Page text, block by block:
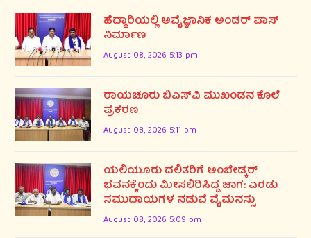
ಹೆದ್ದಾರಿಯಲ್ಲಿ ಅವೈಜ್ಞಾನಿಕ ಅಂಡರ್ ಪಾಸ್
ನಿರ್ಮಾಣ
August 08, 2026 5:13 pm
ರಾಯಚೂರು ಬಿಎಸ್‌ಪಿ ಮುಖಂಡನ ಕೊಲೆ
ಪ್ರಕರಣ
August 08, 2026 5:11 pm
ಯಲಿಯೂರು ದಲಿತರಿಗೆ ಅಂಬೇಡ್ಕರ್
ಭವನಕ್ಕೆಂದು ಮೀಸಲಿರಿಸಿದ್ದ ಜಾಗ: ಎರಡು
ಸಮುದಾಯಗಳ ನಡುವೆ ವೈಮನಸ್ಸು
August 08, 2026 5:09 pm